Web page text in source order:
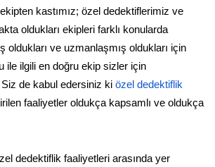
kastımız; özel dedektiflerimiz ve
oldukları ekipleri farklı konularda
oldukları ve uzmanlaşmış oldukları için
ile ilgili en doğru ekip sizler için
de kabul edersiniz ki özel dedektiflik
faaliyetler oldukça kapsamlı ve oldukça
dedektiflik faaliyetleri arasında yer